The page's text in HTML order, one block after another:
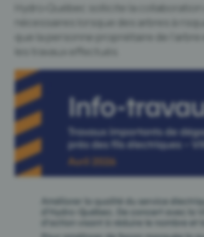
Hydro‑Québec sollicite la
nécessaires lorsque des arbres à
que la personne propriétaire de l'arbre